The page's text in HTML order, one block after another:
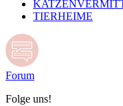
TIERHEIME
Forum
Folge uns!